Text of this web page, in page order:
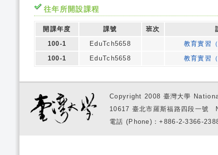
往年所開設課程
開課年度 課號 班次
100-1
EduTch5658
教育實習
100-1
EduTch5658 教育實習
Copyright 2008 臺灣大學
10617 臺北市羅斯福路四段一
電話 (Phone)：+886-2-3366-